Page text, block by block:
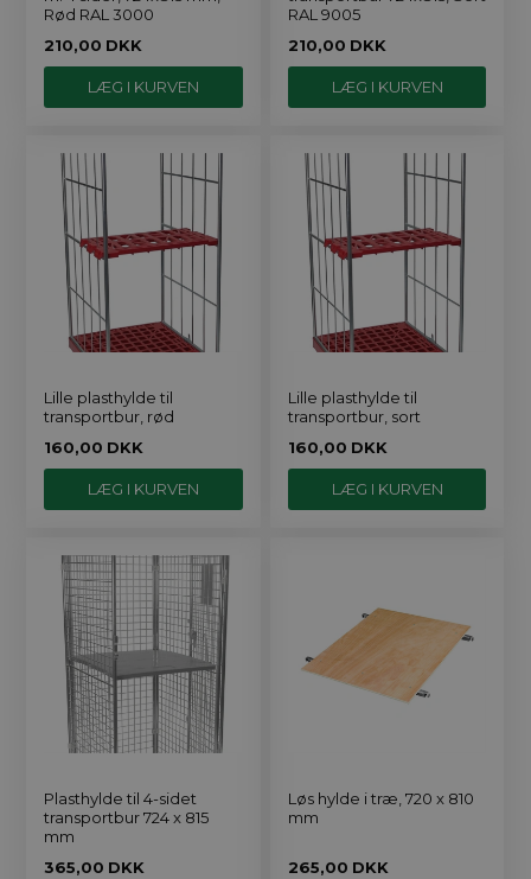
Rød RAL 3000
210,00 DKK
RAL 9005
210,00 DKK
Lille plasthylde til
transportbur, rød
160,00 DKK
Lille plasthylde til
transportbur, sort
160,00 DKK
Plasthylde til 4-sidet
transportbur 724 x 815
mm
365,00 DKK
Løs hylde i træ, 720 x 810
mm
265,00 DKK